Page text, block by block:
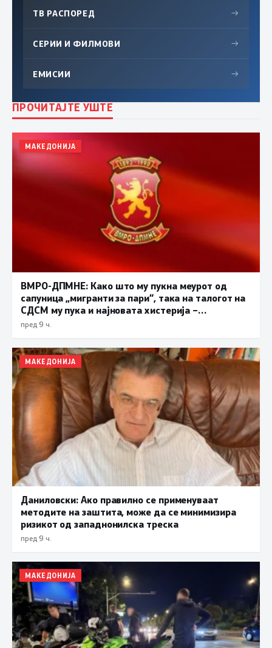
ТВ РАСПОРЕД →
СЕРИИ И ФИЛМОВИ →
ЕМИСИИ →
ПРОЧИТАЈТЕ УШТЕ
МАКЕДОНИЈА
ВМРО-ДПМНЕ: Како што му пукна меурот од
сапуница „мигранти за пари“, така на талогот на
СДСМ му пука и најновата хистерија –
прифаќање на француски предлог
пред 9 ч.
МАКЕДОНИЈА
Даниловски: Ако правилно се применуваат
методите на заштита, може да се минимизира
ризикот од западнонилска треска
пред 9 ч.
МАКЕДОНИЈА